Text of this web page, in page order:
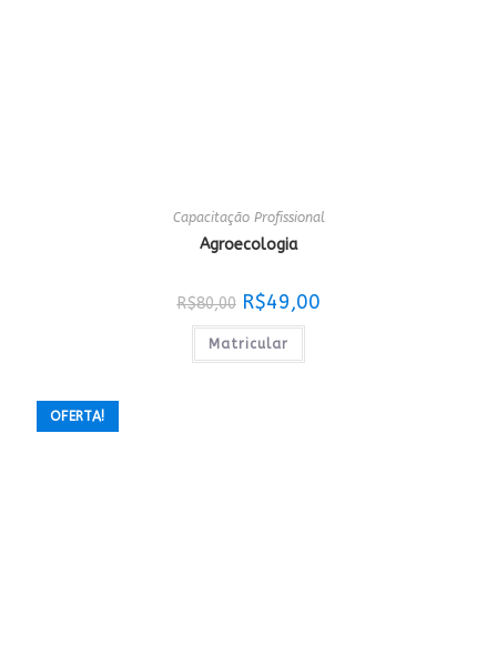
Capacitação Profissional
Agroecologia
R$80,00 O
preço
original
era:
R$80,00.
R$49,00O
Matricular
OFERTA!